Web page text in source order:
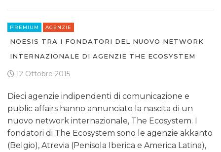
PREMIUM AGENZIE
NOESIS TRA I FONDATORI DEL NUOVO NETWORK
INTERNAZIONALE DI AGENZIE THE ECOSYSTEM
12 Ottobre 2015
Dieci agenzie indipendenti di comunicazione e
public affairs hanno annunciato la nascita di un
nuovo network internazionale, The Ecosystem. I
fondatori di The Ecosystem sono le agenzie akkanto
(Belgio), Atrevia (Penisola Iberica e America Latina),